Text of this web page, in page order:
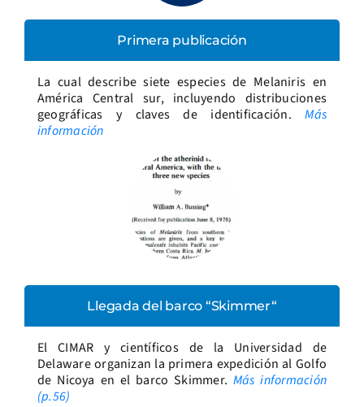
Primera publicación
La cual describe siete especies de Melaniris en
América Central sur, incluyendo distribuciones
geográficas y claves de identificación.
Más
información
Llegada del barco “Skimmer“
El CIMAR y científicos de la Universidad de
Delaware organizan la primera expedición al Golfo
de Nicoya en el barco Skimmer. Más información
(p.56)